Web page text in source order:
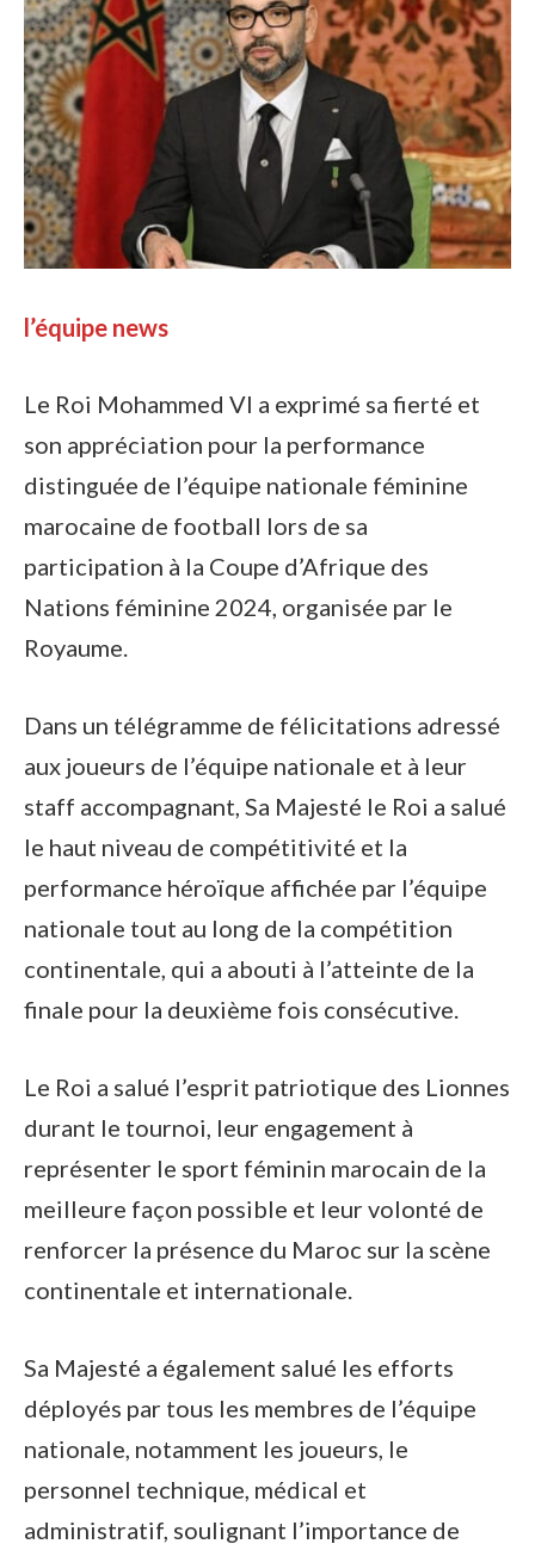
l’équipe news
Le Roi Mohammed VI a exprimé sa fierté et
son appréciation pour la performance
distinguée de l’équipe nationale féminine
marocaine de football lors de sa
participation à la Coupe d’Afrique des
Nations féminine 2024, organisée par le
Royaume.
Dans un télégramme de félicitations adressé
aux joueurs de l’équipe nationale et à leur
staff accompagnant, Sa Majesté le Roi a salué
le haut niveau de compétitivité et la
performance héroïque affichée par l’équipe
nationale tout au long de la compétition
continentale, qui a abouti à l’atteinte de la
finale pour la deuxième fois consécutive.
Le Roi a salué l’esprit patriotique des Lionnes
durant le tournoi, leur engagement à
représenter le sport féminin marocain de la
meilleure façon possible et leur volonté de
renforcer la présence du Maroc sur la scène
continentale et internationale.
Sa Majesté a également salué les efforts
déployés par tous les membres de l’équipe
nationale, notamment les joueurs, le
personnel technique, médical et
administratif, soulignant l’importance de